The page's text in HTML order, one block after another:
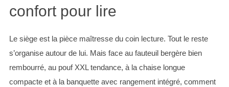
confort pour lire
Le siège est la pièce maîtresse du coin lecture. Tout le reste
s’organise autour de lui. Mais face au fauteuil bergère bien
rembourré, au pouf XXL tendance, à la chaise longue
compacte et à la banquette avec rangement intégré, comment